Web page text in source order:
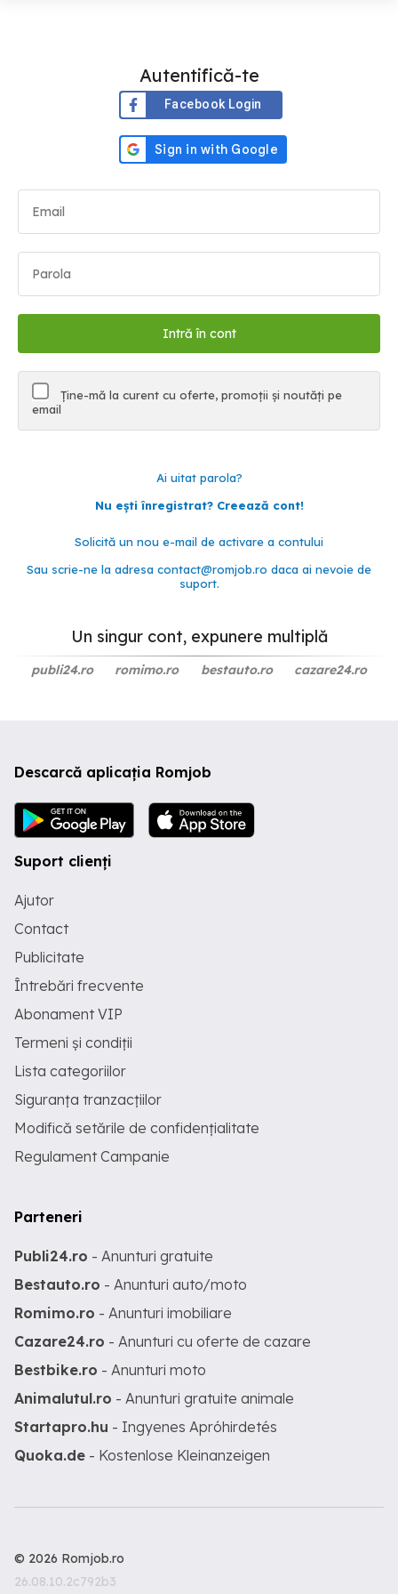
Autentifică-te
Facebook Login
Ține-mă la curent cu oferte, promoții și noutăți pe
email
Ai uitat parola?
Nu ești înregistrat? Creează cont!
Solicită un nou e-mail de activare a contului
Sau scrie-ne la adresa contact@romjob.ro daca ai nevoie de
suport.
Un singur cont, expunere multiplă
publi24.ro romimo.ro bestauto.ro cazare24.ro
Descarcă aplicația Romjob
Suport clienți
Ajutor
Contact
Publicitate
Întrebări frecvente
Abonament VIP
Termeni și condiții
Lista categoriilor
Siguranța tranzacțiilor
Modifică setările de confidențialitate
Regulament Campanie
Parteneri
Publi24.ro - Anunturi gratuite
Bestauto.ro - Anunturi auto/moto
Romimo.ro - Anunturi imobiliare
Cazare24.ro - Anunturi cu oferte de cazare
Bestbike.ro - Anunturi moto
Animalutul.ro - Anunturi gratuite animale
Startapro.hu - Ingyenes Apróhirdetés
Quoka.de - Kostenlose Kleinanzeigen
© 2026 Romjob.ro
26.08.10.2c792b3